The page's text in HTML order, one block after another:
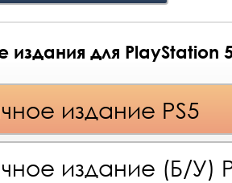
издания для PlayStation
издание PS5
издание (Б/У)